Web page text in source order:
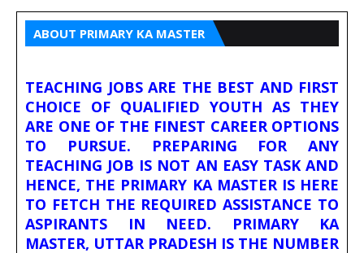
ABOUT PRIMARY KA MASTER
TEACHING JOBS ARE THE BEST AND FIRST
CHOICE OF QUALIFIED YOUTH AS THEY
ARE ONE OF THE FINEST CAREER OPTIONS
TO PURSUE. PREPARING FOR ANY
TEACHING JOB IS NOT AN EASY TASK AND
HENCE, THE PRIMARY KA MASTER IS HERE
TO FETCH THE REQUIRED ASSISTANCE TO
ASPIRANTS IN NEED. PRIMARY KA
MASTER, UTTAR PRADESH IS THE NUMBER